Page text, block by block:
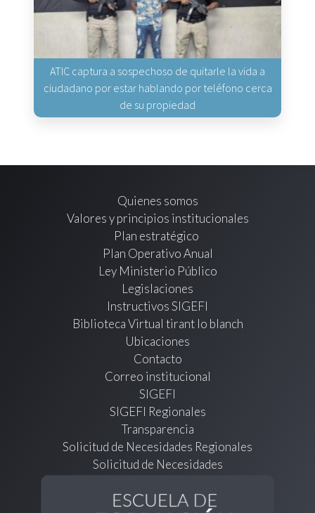
ATIC captura a sospechoso de quitarle la vida a
ciudadano por estar hablando por teléfono cerca
de su propiedad
Quienes somos
Valores y principios institucionales
Plan estratégico
Plan Operativo Anual
Ley Ministerio Público
Legislaciones
Instructivos SIGEFI
Biblioteca Virtual tirant lo blanch
Ubicaciones
Contacto
Correo institucional
SIGEFI
SIGEFI Regionales
Transparencia
Solicitud de Necesidades Regionales
Solicitud de Necesidades